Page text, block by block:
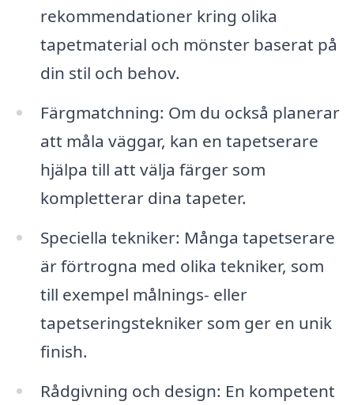
rekommendationer kring olika
tapetmaterial och mönster baserat på
din stil och behov.
Färgmatchning: Om du också planerar
att måla väggar, kan en tapetserare
hjälpa till att välja färger som
kompletterar dina tapeter.
Speciella tekniker: Många tapetserare
är förtrogna med olika tekniker, som
till exempel målnings- eller
tapetseringstekniker som ger en unik
finish.
Rådgivning och design: En kompetent